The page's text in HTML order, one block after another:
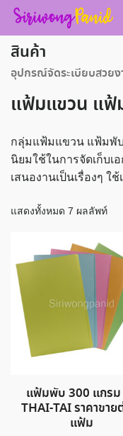
Skip
content
สินค้า
อุปกรณ์จัดระเบียบสวยง
แฟ้มแขวน แฟ้ม
กลุ่มแฟ้มแขวน แฟ้มพั
นิยมใช้ในการจัดเก็บเ
เสนองานเป็นเรื่องๆ
แสดงทั้งหมด 7 ผลลัพท์
แฟ้มพับ 300 แกรม
THAI-TAI ราคาขาย
แฟ้ม